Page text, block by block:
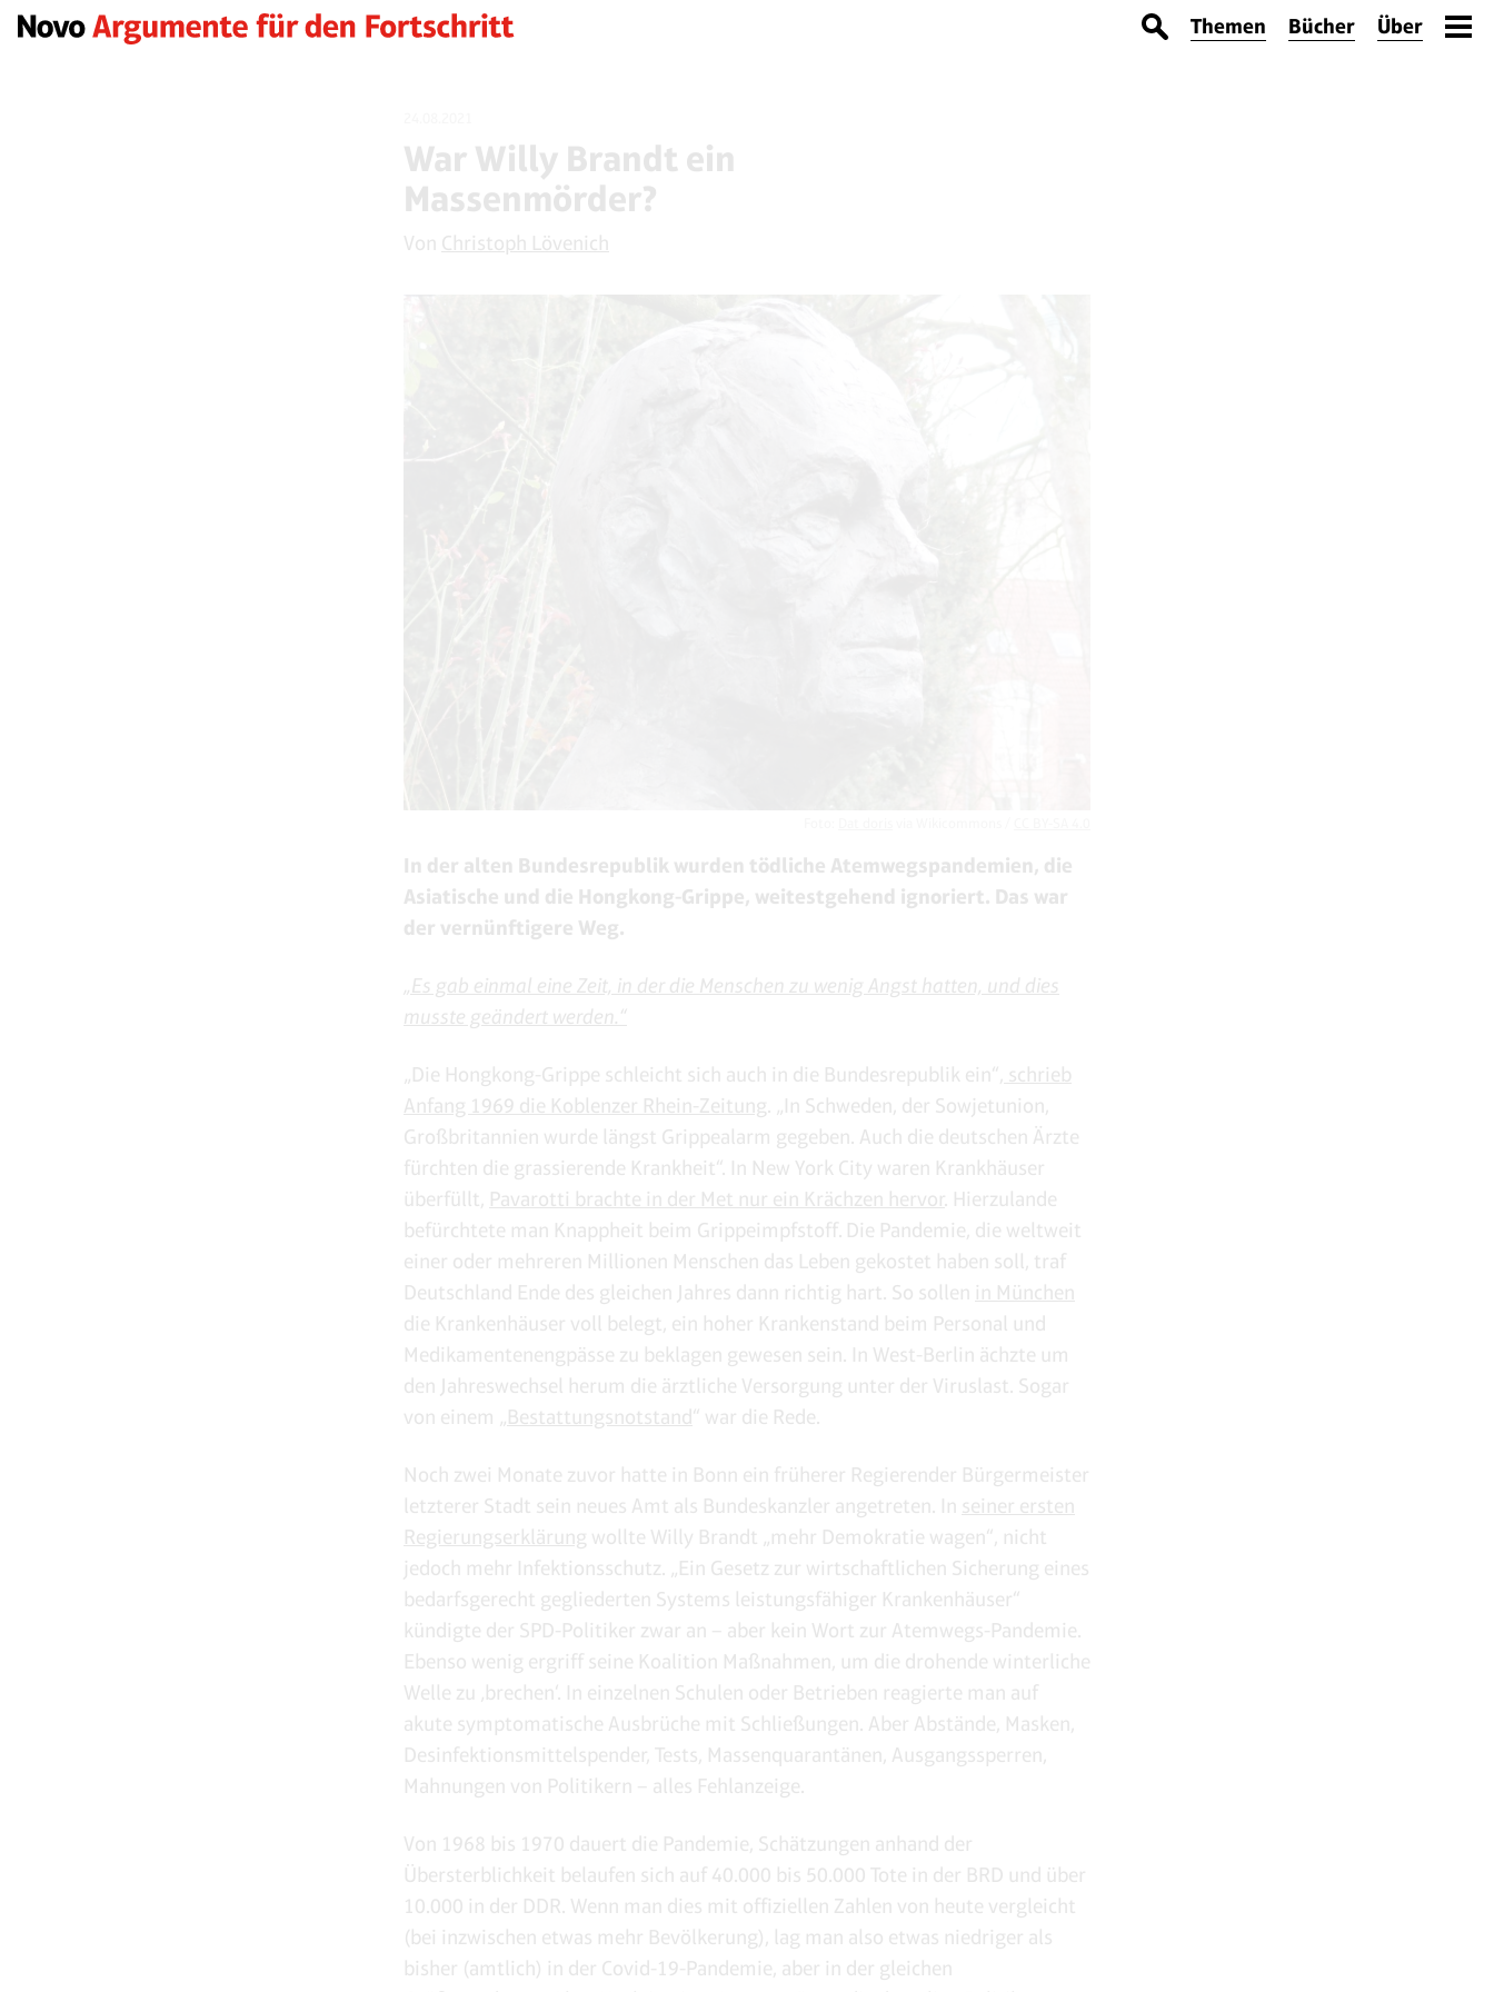
Themen Bücher Über
War Willy Brandt ein
Massenmörder?
Von Christoph Lövenich
In der alten Bundesrepublik wurden tödliche Atemwegspandemien, die
Asiatische und die Hongkong-Grippe, weitestgehend ignoriert. Das war
der vernünftigere Weg.
„Es gab einmal eine Zeit, in der die Menschen zu wenig Angst hatten, und dies
musste geändert werden.“
„Die Hongkong-Grippe schleicht sich auch in die Bundesrepublik ein“, schrieb
Anfang 1969 die Koblenzer Rhein-Zeitung . „In Schweden, der Sowjetunion,
Großbritannien wurde längst Grippealarm gegeben. Auch die deutschen Ärzte
fürchten die grassierende Krankheit“. In New York City waren Krankhäuser
überfüllt, Pavarotti brachte in der Met nur ein Krächzen hervor . Hierzulande
befürchtete man Knappheit beim Grippeimpfstoff. Die Pandemie, die weltweit
einer oder mehreren Millionen Menschen das Leben gekostet haben soll, traf
Deutschland Ende des gleichen Jahres dann richtig hart. So sollen in München
die Krankenhäuser voll belegt, ein hoher Krankenstand beim Personal und
Medikamentenengpässe zu beklagen gewesen sein. In West-Berlin ächzte um
den Jahreswechsel herum die ärztliche Versorgung unter der Viruslast. Sogar
von einem „Bestattungsnotstand“ war die Rede.
Noch zwei Monate zuvor hatte in Bonn ein früherer Regierender Bürgermeister
letzterer Stadt sein neues Amt als Bundeskanzler angetreten. In seiner ersten
Regierungserklärung wollte Willy Brandt „mehr Demokratie wagen“, nicht
jedoch mehr Infektionsschutz. „Ein Gesetz zur wirtschaftlichen Sicherung eines
bedarfsgerecht gegliederten Systems leistungsfähiger Krankenhäuser“
kündigte der SPD-Politiker zwar an – aber kein Wort zur Atemwegs-Pandemie.
Ebenso wenig ergriff seine Koalition Maßnahmen, um die drohende winterliche
Welle zu ‚brechen‘. In einzelnen Schulen oder Betrieben reagierte man auf
akute symptomatische Ausbrüche mit Schließungen. Aber Abstände, Masken,
Desinfektionsmittelspender, Tests, Massenquarantänen, Ausgangssperren,
Mahnungen von Politikern – alles Fehlanzeige.
Von 1968 bis 1970 dauert die Pandemie, Schätzungen anhand der
Übersterblichkeit belaufen sich auf 40.000 bis 50.000 Tote in der BRD und über
10.000 in der DDR. Wenn man dies mit offiziellen Zahlen von heute vergleicht
(bei inzwischen etwas mehr Bevölkerung), lag man also etwas niedriger als
bisher (amtlich) in der Covid-19-Pandemie, aber in der gleichen